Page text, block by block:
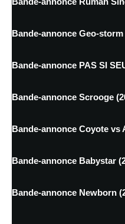
Bande-annonce Geo-storm
Bande-annonce PAS SI
Bande-annonce Scrooge
Bande-annonce Coyote vs
Bande-annonce Babystar
Bande-annonce Newborn